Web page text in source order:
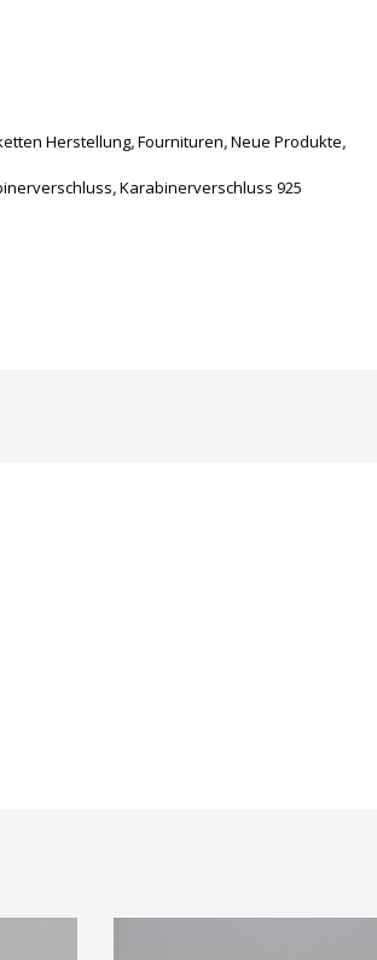
Herstellung,Fournituren,Neue Produkte,
,Karabinerverschluss 925